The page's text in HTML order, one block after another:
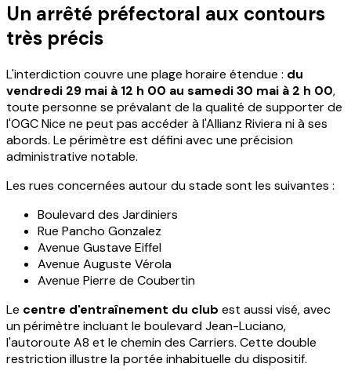
Un arrêté préfectoral aux contours
très précis
L'interdiction couvre une plage horaire étendue : du
vendredi 29 mai à 12 h 00 au samedi 30 mai à 2 h 00,
toute personne se prévalant de la qualité de supporter de
l'OGC Nice ne peut pas accéder à l'Allianz Riviera ni à ses
abords. Le périmètre est défini avec une précision
administrative notable.
Les rues concernées autour du stade sont les suivantes :
Boulevard des Jardiniers
Rue Pancho Gonzalez
Avenue Gustave Eiffel
Avenue Auguste Vérola
Avenue Pierre de Coubertin
Le centre d'entraînement du club est aussi visé, avec
un périmètre incluant le boulevard Jean-Luciano,
l'autoroute A8 et le chemin des Carriers. Cette double
restriction illustre la portée inhabituelle du dispositif.